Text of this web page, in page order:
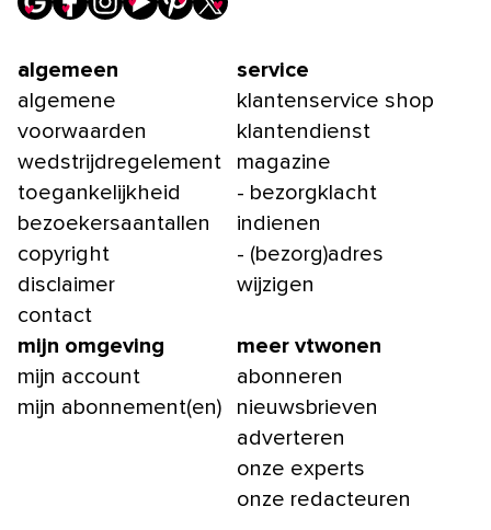
algemeen
algemene
voorwaarden
wedstrijdregelement
toegankelijkheid
bezoekersaantallen
copyright
disclaimer
contact
service
klantenservice shop
klantendienst
magazine
- bezorgklacht
indienen
- (bezorg)adres
wijzigen
mijn omgeving
mijn account
mijn abonnement(en)
meer vtwonen
abonneren
nieuwsbrieven
adverteren
onze experts
onze redacteuren